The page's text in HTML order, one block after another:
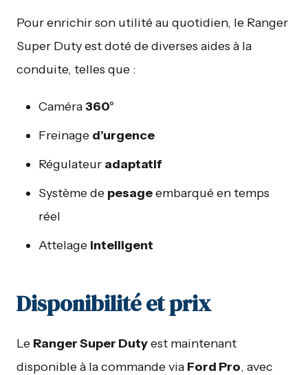
Pour enrichir son utilité au quotidien, le Ranger
Super Duty est doté de diverses aides à la
conduite, telles que :
Caméra360°
Freinage d’urgence
Régulateur adaptatif
Système de pesageembarqué en temps
réel
Attelage intelligent
Disponibilité et prix
Le Ranger Super Dutyest maintenant
disponible à la commande via Ford Pro, avec